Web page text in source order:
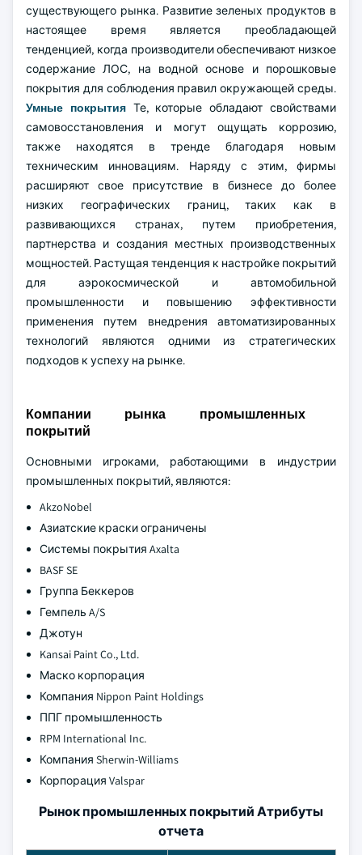
существующего рынка. Развитие зеленых продуктов в
настоящее время является преобладающей
тенденцией, когда производители обеспечивают низкое
содержание ЛОС, на водной основе и порошковые
покрытия для соблюдения правил окружающей среды.
Умные покрытия Те, которые обладают свойствами
самовосстановления и могут ощущать коррозию,
также находятся в тренде благодаря новым
техническим инновациям. Наряду с этим, фирмы
расширяют свое присутствие в бизнесе до более
низких географических границ, таких как в
развивающихся странах, путем приобретения,
партнерства и создания местных производственных
мощностей. Растущая тенденция к настройке покрытий
для аэрокосмической и автомобильной
промышленности и повышению эффективности
применения путем внедрения автоматизированных
технологий являются одними из стратегических
подходов к успеху на рынке.
Компании рынка промышленных
покрытий
Основными игроками, работающими в индустрии
промышленных покрытий, являются:
AkzoNobel
Азиатские краски ограничены
Системы покрытия Axalta
BASF SE
Группа Беккеров
Гемпель A/S
Джотун
Kansai Paint Co., Ltd.
Маско корпорация
Компания Nippon Paint Holdings
ППГ промышленность
RPM International Inc.
Компания Sherwin-Williams
Корпорация Valspar
Рынок промышленных покрытий Атрибуты
отчета